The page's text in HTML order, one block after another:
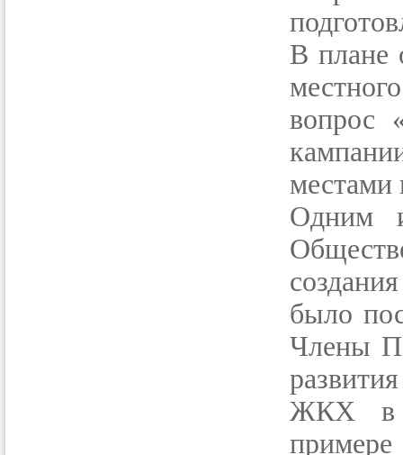
В плане
вопрос
местами
Одним
было
Члены
ЖКХ в